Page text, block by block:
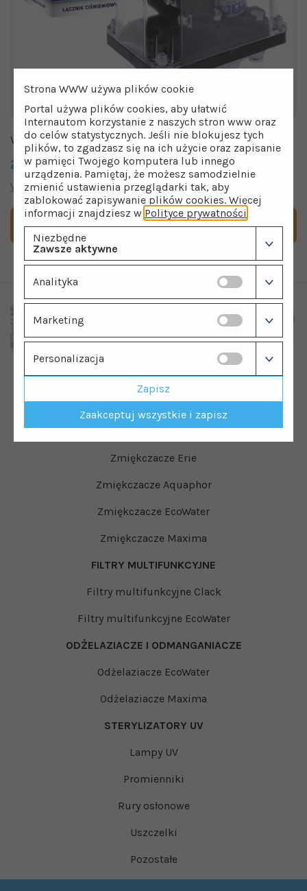
Wyłącznik ciśnieniowy Hydro-Vacuum LCA 2
235.00zł
Wyłączniki ciśnieniowe
Dodaj do koszyka
ZOBACZ TAKŻE:
ZMIĘKCZACZE DO WODY
Zmiękczacze Clack
Zmiękczacze Erie
Zmiękczacze Aquaphor
Zmiękczacze EcoWater
Zmiękczacze Maxima
FILTRY MULTIFUNKCYJNE
Filtry multifunkcyjne Clack
Filtry multifunkcyjne EcoWater
ODŻELAZIACZE I ODMANGANIACZE
Odżelaziacze EcoWater
Odżelaziacze Maxima
STERYLIZATORY UV
Lampy UV
Promienniki
Rury osłonowe
Uszczelki
Pozostałe
Strona WWW używa plików cookie
Portal używa plików cookies, aby ułatwić
Internautom korzystanie z naszych stron www oraz
do celów statystycznych. Jeśli nie blokujesz tych
plików, to zgadzasz się na ich użycie oraz zapisanie
w pamięci Twojego komputera lub innego
urządzenia. Pamiętaj, że możesz samodzielnie
zmienić ustawienia przeglądarki tak, aby
zablokować zapisywanie plików cookies. Więcej
informacji znajdziesz w Polityce prywatności
Niezbędne
Zawsze aktywne
Analityka
Marketing
Personalizacja
Zapisz
Zaakceptuj wszystkie i zapisz